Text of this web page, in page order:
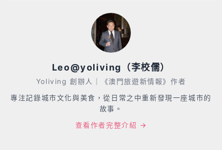
Leo@yoliving（李校儒）
Yoliving 創辦人｜《澳門旅遊新情報》作者
專注記錄城市文化與美食，從日常之中重新發現一座城市的
故事。
查看作者完整介紹 →